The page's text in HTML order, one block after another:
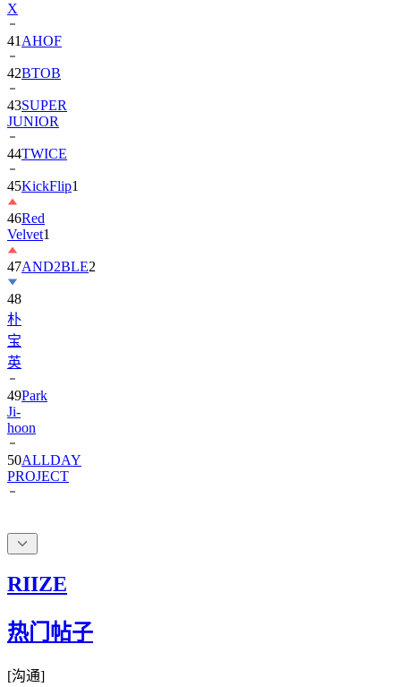
41
42 BTOB
43SUPER
JUNIOR
44TWICE
45KickFlip
46Red
Velvet
47AND2BLE
48
朴
宝
英
49
Ji-
hoon
50ALLDAY
PROJECT
RIIZE
热门帖子
[沟通]